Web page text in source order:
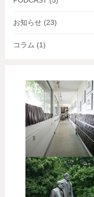
お知らせ (23)
コラム (1)